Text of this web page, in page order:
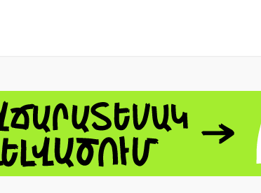
-0.12
-0.23
-0.08